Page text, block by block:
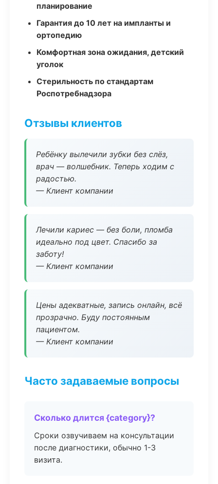
планирование
Гарантия до 10 лет на импланты и
ортопедию
Комфортная зона ожидания, детский
уголок
Стерильность по стандартам
Роспотребнадзора
Отзывы клиентов
Ребёнку вылечили зубки без слёз,
врач — волшебник. Теперь ходим с
радостью.
— Клиент компании
Лечили кариес — без боли, пломба
идеально под цвет. Спасибо за
заботу!
— Клиент компании
Цены адекватные, запись онлайн, всё
прозрачно. Буду постоянным
пациентом.
— Клиент компании
Часто задаваемые вопросы
Сколько длится {category}?
Сроки озвучиваем на консультации
после диагностики, обычно 1-3
визита.